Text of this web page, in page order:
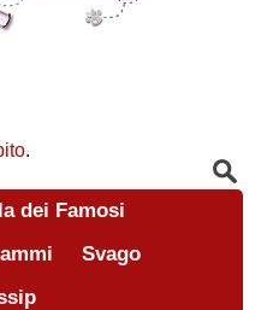
.
dei Famosi
Svago